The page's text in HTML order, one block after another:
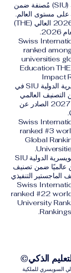
الجامعة السويسرية الدولية (SIU) مُصنفة ضمن
جامعة على مستوى العالم.
في تصنيف التايمز للتعليم 2026 العالي (THE)
Swiss
ranked
universities
Education
Impact
تم تصنيف الجامعة السويسرية الدولية SIU في
التصنيف العالمي
للجامعات العابرة للحدود 2027 الصادر عن
Swiss
ranked #3
Global
كما تم تصنيف الجامعة السويسرية الدولية SIU
عالميًا ضمن تصنيف
Swiss
ranked #22
University
السويسري للملكية